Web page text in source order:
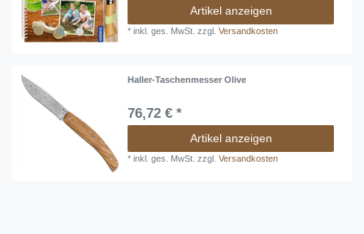
Artikel anzeigen
*inkl. ges. MwSt. zzgl.Versandkosten
Haller-Taschenmesser Olive
76,72 € *
Artikel anzeigen
*inkl. ges. MwSt. zzgl.Versandkosten